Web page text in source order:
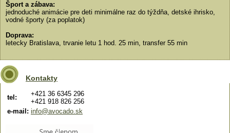
Šport a zábava:
jednoduché animácie pre deti minimálne raz do týždňa, detské ihrisko,
vodné športy (za poplatok)
Doprava:
letecky Bratislava, trvanie letu 1 hod. 25 min, transfer 55 min
Kontakty
tel:
+421 36 6345 296
+421 918 826 256
e-mail: info@avocado.sk